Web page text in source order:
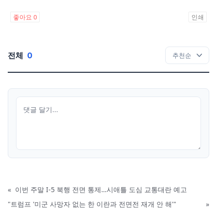
좋아요 0 인쇄
전체 0
« 이번 주말 I-5 북행 전면 통제…시애틀 도심 교통대란 예고
"트럼프 '미군 사망자 없는 한 이란과 전면전 재개 안 해'"
»